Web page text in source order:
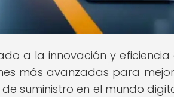
a la innovación y eficiencia
más avanzadas para
suministro en el mundo